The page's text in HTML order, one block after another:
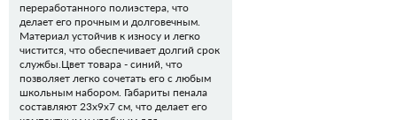
переработанного полиэстера, что
делает его прочным и долговечным.
Материал устойчив к износу и легко
чистится, что обеспечивает долгий срок
службы.Цвет товара - синий, что
позволяет легко сочетать его с любым
школьным набором. Габариты пенала
составляют 23x9x7 см, что делает его